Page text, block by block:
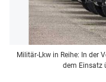
Militär-Lkw in Reihe: In der
dem Einsatz